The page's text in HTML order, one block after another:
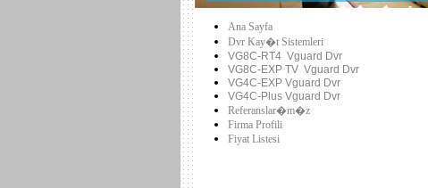
Ana Sayfa
Dvr Kay�t Sistemleri
VG8C-RT4 Vguard Dvr
VG8C-EXP TV Vguard Dvr
VG4C-EXP Vguard Dvr
VG4C-Plus Vguard Dvr
Referanslar�m�z
Firma Profili
Fiyat Listesi
��z�mler